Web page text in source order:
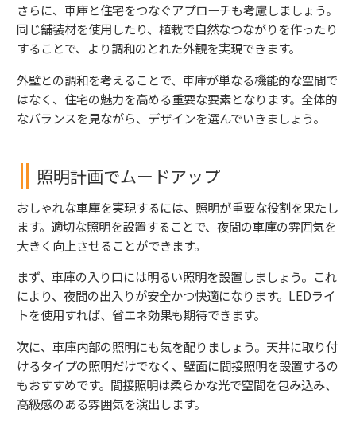
さらに、車庫と住宅をつなぐアプローチも考慮しましょう。
同じ舗装材を使用したり、植栽で自然なつながりを作ったり
することで、より調和のとれた外観を実現できます。
外壁との調和を考えることで、車庫が単なる機能的な空間で
はなく、住宅の魅力を高める重要な要素となります。全体的
なバランスを見ながら、デザインを選んでいきましょう。
照明計画でムードアップ
おしゃれな車庫を実現するには、照明が重要な役割を果たし
ます。適切な照明を設置することで、夜間の車庫の雰囲気を
大きく向上させることができます。
まず、車庫の入り口には明るい照明を設置しましょう。これ
により、夜間の出入りが安全かつ快適になります。LEDライ
トを使用すれば、省エネ効果も期待できます。
次に、車庫内部の照明にも気を配りましょう。天井に取り付
けるタイプの照明だけでなく、壁面に間接照明を設置するの
もおすすめです。間接照明は柔らかな光で空間を包み込み、
高級感のある雰囲気を演出します。